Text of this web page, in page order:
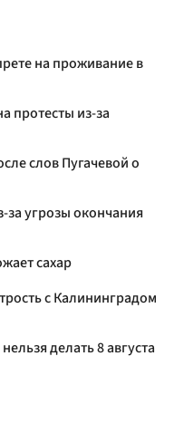
на проживание в
протесты из-за
слов Пугачевой о
за угрозы окончания
сахар
с Калининградом
делать 8 августа